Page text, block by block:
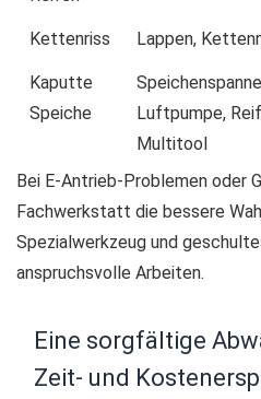
Kettenriss Lappen,
Kaputte
Speiche
Luftpumpe,
Multitool
Bei E-Antrieb-Problemen oder
Fachwerkstatt die bessere
Spezialwerkzeug und
anspruchsvolle Arbeiten.
Eine sorgfältige
Zeit- und